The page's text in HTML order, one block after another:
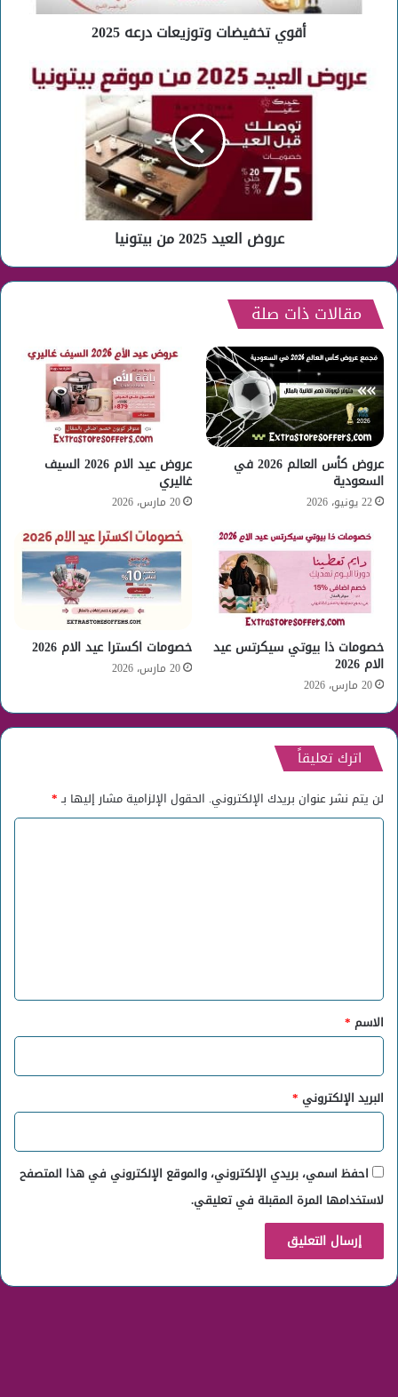
أقوي تخفيضات وتوزيعات درعه 2025
عروض
العيد
عروض العيد 2025 من بيتونيا
مقالات ذات صلة
عروض كأس العالم 2026 في
السعودية
22 يونيو، 2026
عروض عيد الام 2026 السيف
غاليري
20 مارس، 2026
خصومات ذا بيوتي سيكرتس عيد
الام 2026
20 مارس، 2026
خصومات اكسترا عيد الام 2026
20 مارس، 2026
اترك تعليقاً
لن يتم نشر عنوان بريدك الإلكتروني. الحقول الإلزامية مشار إليها بـ*
*
الاسم *
البريد الإلكتروني *
احفظ اسمي، بريدي الإلكتروني، والموقع الإلكتروني في هذا المتصفح
لاستخدامها المرة المقبلة في تعليقي.